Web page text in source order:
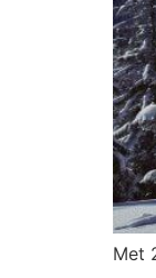
Met